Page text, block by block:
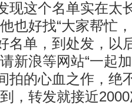
这个名单实在太
也好找“大家帮忙
名单，到处发，以
请新浪等网站“一
拍的心血之作，绝
，转发就接近